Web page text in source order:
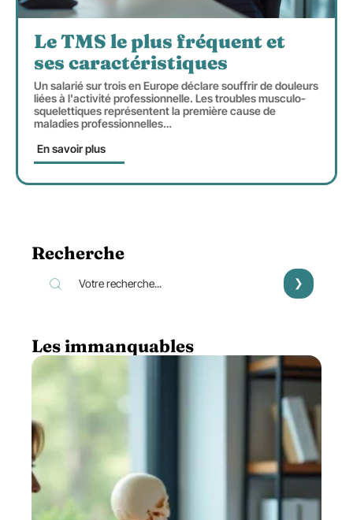
Le TMS le plus fréquent et
ses caractéristiques
Un salarié sur trois en Europe déclare souffrir de douleurs
liées à l'activité professionnelle. Les troubles musculo-
squelettiques représentent la première cause de
maladies professionnelles…
En savoir plus
Recherche
Les immanquables